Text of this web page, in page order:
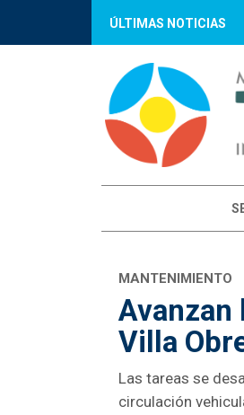
ÚLTIMAS NOTICIAS
MANTENIMIENTO
Avanzan
Villa
Las tareas se
circulación